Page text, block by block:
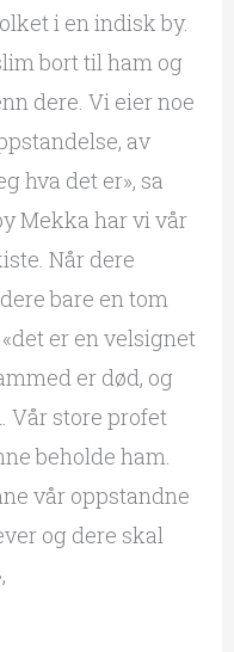
i en indisk by.
bort til ham og
dere. Vi eier noe
av
hva det er», sa
Mekka har vi vår
Når dere
bare en tom
er en velsignet
er død, og
Vår store profet
beholde ham.
vår oppstandne
og dere skal